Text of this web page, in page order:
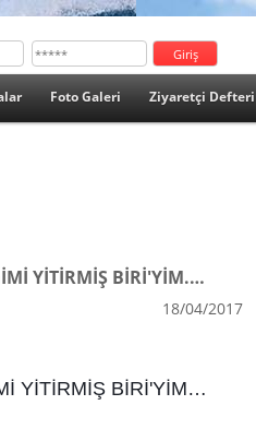
Foto Galeri Ziyaretçi Defteri
YİTİRMİŞ BİRİ'YİM.…
18/04/2017
YİTİRMİŞ BİRİ'YİM…